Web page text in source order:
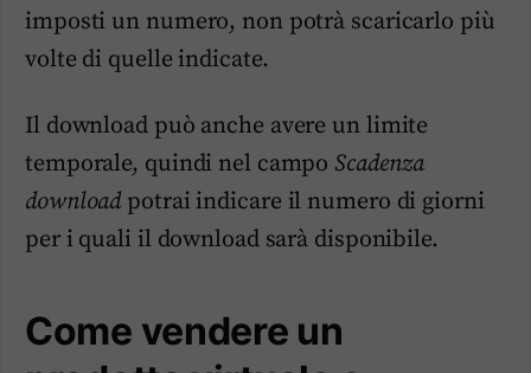
imposti un numero, non potrà scaricarlo più
volte di quelle indicate.
Il download può anche avere un limite
temporale, quindi nel campo Scadenza
downloadpotrai indicare il numero di giorni
per i quali il download sarà disponibile.
Come vendere un